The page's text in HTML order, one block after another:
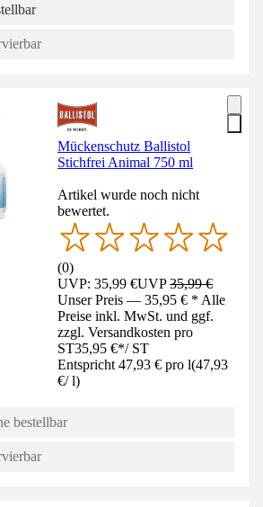
Mückenschutz Ballistol
Stichfrei Animal 750 ml
Artikel wurde noch nicht
bewertet.
(0)
UVP: 35,99 €UVP35,99 €
Unser Preis — 35,95 € * Alle
Preise inkl. MwSt. und ggf.
zzgl. Versandkosten pro
ST35,95 €*/ ST
Entspricht 47,93 € pro l(47,93
€/ l)
bestellbar